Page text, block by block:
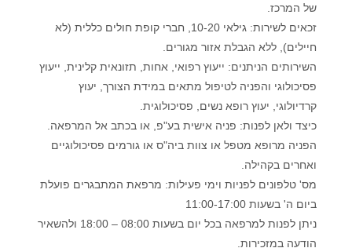
של המרכז.
זכאים לשירות: גילאי 10-20, חברי קופת חולים כללית (לא
חיילים), ללא הגבלת אזור מגורים.
השירותים הניתנים: ייעוץ רפואי, אחות, תזונאית קלינית, ייעוץ
פסיכולוגי והפניה לטיפול מתאים במידת הצורך, יעוץ
קרדיולוגי, יעוץ רופא נשים, פסיכולוגית.
כיצד ולאן לפנות: פניה אישית בע"פ, או בכתב אל המרפאה.
הפניה מרופא מטפל או צוות ביה"ס או גורמים פסיכולוגיים
ואחרים בקהילה.
מס' טלפונים לפניות וימי פעילות: מרפאת המתבגרים פועלת
ביום ה' בשעות 11:00-17:00
ניתן לפנות למרפאה בכל יום בשעות 08:00 – 18:00 ולהשאיר
הודעה במזכירות.